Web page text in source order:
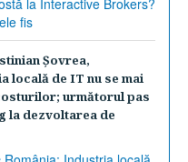
Şovrea,
locală de IT nu se mai
următorul pas
la dezvoltarea de